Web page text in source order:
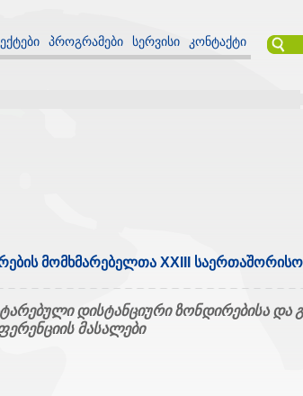
პროგრამები სერვისი კონტაქტი
მომხმარებელთა XXIII საერთაშორისო
დისტანციური ზონდირებისა და
მასალები